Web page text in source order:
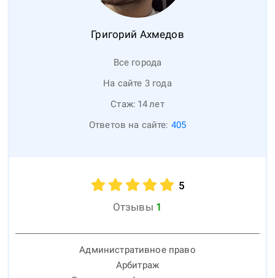
Григорий Ахмедов
Все города
На сайте 3 года
Стаж: 14лет
Ответов на сайте: 405
5
Отзывы 1
Административное право
Арбитраж